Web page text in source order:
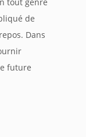
de
Dans
future